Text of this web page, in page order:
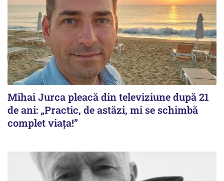
Mihai Jurca pleacă din televiziune după 21
de ani: „Practic, de astăzi, mi se schimbă
complet viața!”